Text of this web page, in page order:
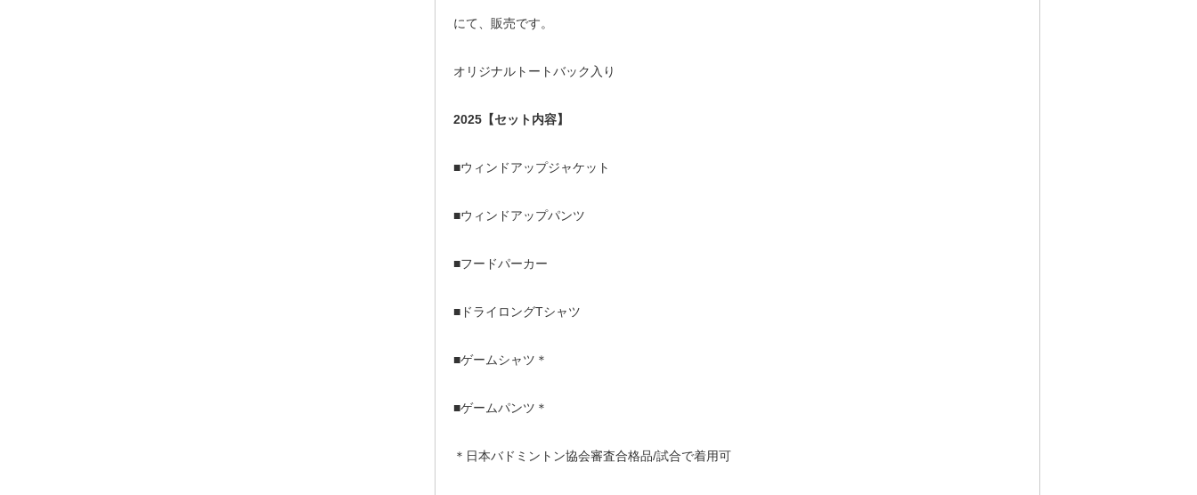
にて、販売です。
オリジナルトートバック入り
2025【セット内容】
■ウィンドアップジャケット
■ウィンドアップパンツ
■フードパーカー
■ドライロングTシャツ
■ゲームシャツ＊
■ゲームパンツ＊
＊日本バドミントン協会審査合格品/試合で着用可